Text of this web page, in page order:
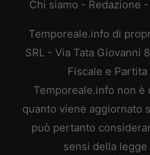
Chi siamo - Redazione -
Temporeale.info di
SRL - Via Tata Giovanni
Fiscale e Partita
Temporeale.info non è
quanto viene aggiornato
può pertanto
sensi della legge